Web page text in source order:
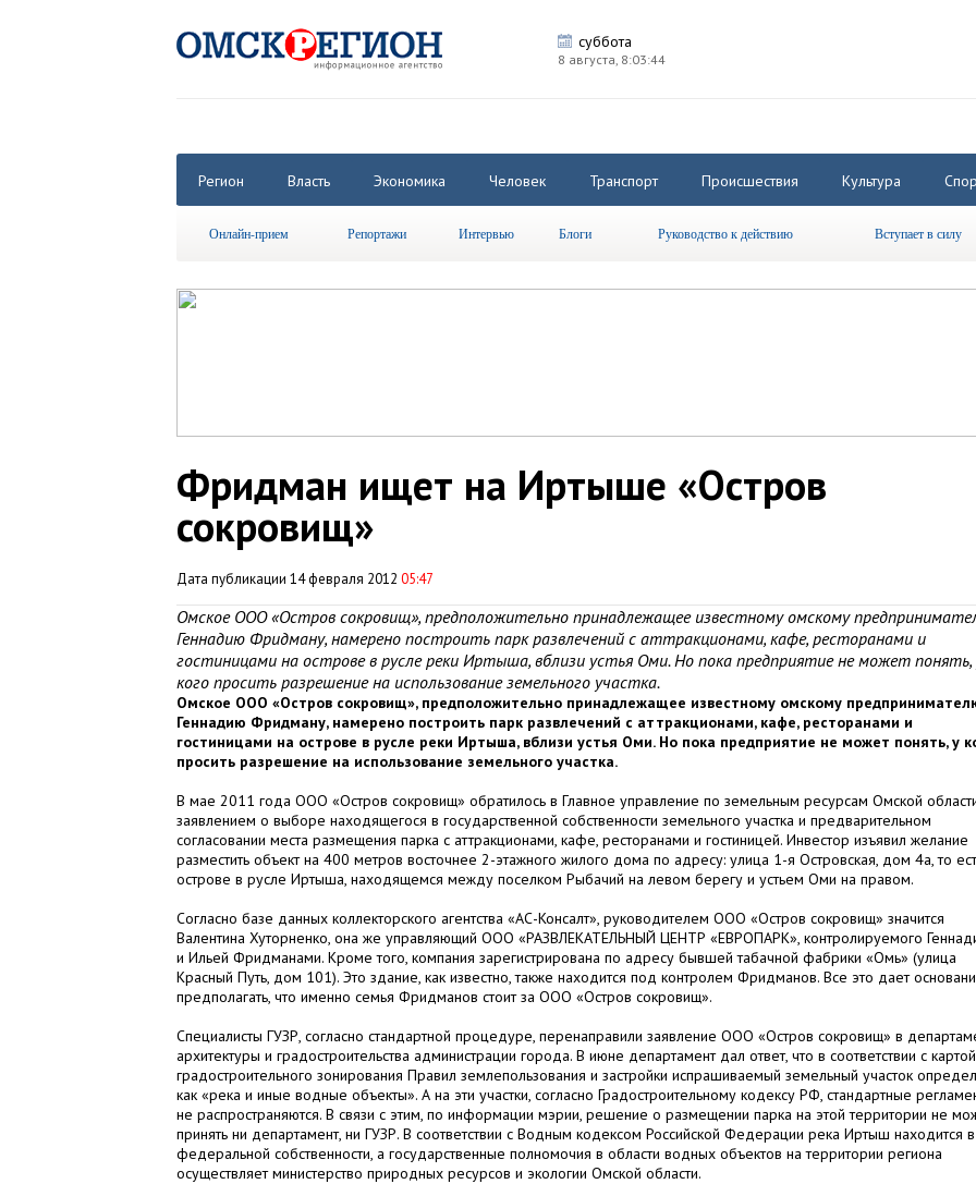
суббота
8 августа, 8:03:44
Регион Власть Экономика Человек Транспорт Происшествия Культура
Онлайн-прием Репортажи Интервью Блоги Руководство к действию Вступает в силу
Фридман ищет на Иртыше «Остров
сокровищ»
Дата публикации 14 февраля 2012 05:47
Омское ООО «Остров сокровищ», предположительно принадлежащее известному омскому
Геннадию Фридману, намерено построить парк развлечений с аттракционами, кафе, ресторанами и
гостиницами на острове в русле реки Иртыша, вблизи устья Оми. Но пока предприятие не может понять,
кого просить разрешение на использование земельного участка.
Омское ООО «Остров сокровищ», предположительно принадлежащее известному омскому
Геннадию Фридману, намерено построить парк развлечений с аттракционами, кафе, ресторанами и
гостиницами на острове в русле реки Иртыша, вблизи устья Оми. Но пока предприятие не может понять, у
просить разрешение на использование земельного участка.
В мае 2011 года ООО «Остров сокровищ» обратилось в Главное управление по земельным ресурсам Омской
заявлением о выборе находящегося в государственной собственности земельного участка и предварительном
согласовании места размещения парка с аттракционами, кафе, ресторанами и гостиницей. Инвестор изъявил желание
разместить объект на 400 метров восточнее 2-этажного жилого дома по адресу: улица 1-я Островская, дом 4а, то
острове в русле Иртыша, находящемся между поселком Рыбачий на левом берегу и устьем Оми на правом.
Согласно базе данных коллекторского агентства «АС-Консалт», руководителем ООО «Остров сокровищ» значится
Валентина Хуторненко, она же управляющий ООО «РАЗВЛЕКАТЕЛЬНЫЙ ЦЕНТР «ЕВРОПАРК», контролируемого
и Ильей Фридманами. Кроме того, компания зарегистрирована по адресу бывшей табачной фабрики «Омь» (улица
Красный Путь, дом 101). Это здание, как известно, также находится под контролем Фридманов. Все это дает
предполагать, что именно семья Фридманов стоит за ООО «Остров сокровищ».
Специалисты ГУЗР, согласно стандартной процедуре, перенаправили заявление ООО «Остров сокровищ» в
архитектуры и градостроительства администрации города. В июне департамент дал ответ, что в соответствии с картой
градостроительного зонирования Правил землепользования и застройки испрашиваемый земельный участок
как «река и иные водные объекты». А на эти участки, согласно Градостроительному кодексу РФ, стандартные
не распространяются. В связи с этим, по информации мэрии, решение о размещении парка на этой территории не
принять ни департамент, ни ГУЗР. В соответствии с Водным кодексом Российской Федерации река Иртыш находится в
федеральной собственности, а государственные полномочия в области водных объектов на территории региона
осуществляет министерство природных ресурсов и экологии Омской области.